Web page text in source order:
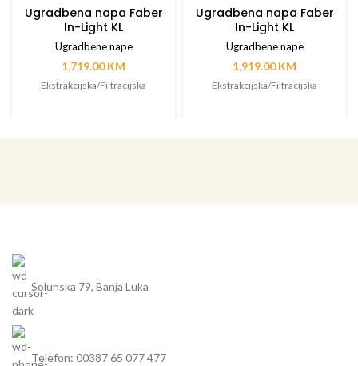
Ugradbena napa Faber
In-Light KL
Ugradbene nape
1,719.00KM
Ekstrakcijska/Filtracijska
Ugradbena napa Faber
In-Light KL
Ugradbene nape
1,919.00KM
Ekstrakcijska/Filtracijska
Solunska 79, Banja Luka
Telefon: 00387 65 077 477